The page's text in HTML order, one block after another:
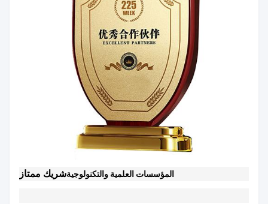
المؤسسات العلمية والتكنولوجيةشريك ممتاز